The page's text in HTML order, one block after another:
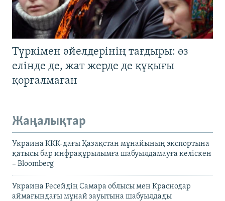
Түркімен әйелдерінің тағдыры: өз
елінде де, жат жерде де құқығы
қорғалмаған
Жаңалықтар
Украина КҚК-дағы Қазақстан мұнайының экспортына
қатысы бар инфрақұрылымға шабуылдамауға келіскен
– Bloomberg
Украина Ресейдің Самара облысы мен Краснодар
аймағындағы мұнай зауытына шабуылдады